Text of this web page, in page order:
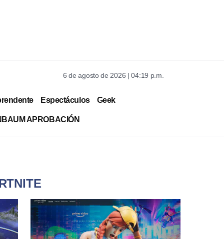
6 de agosto de 2026 | 04:19 p.m.
Espectáculos Geek
APROBACIÓN